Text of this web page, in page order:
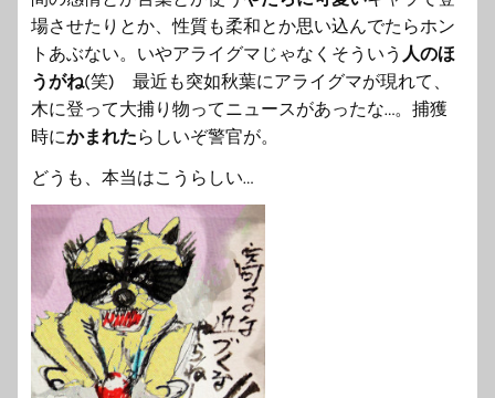
場させたりとか、性質も柔和とか思い込んでたらホン
トあぶない。 いやアライグマじゃなくそういう 人のほ
うがね(笑) 最近も突如秋葉にアライグマが現れて、
木に登って大捕り物ってニュースがあったな…。捕獲
時にかまれたらしいぞ警官が。
どうも、本当はこうらしい…